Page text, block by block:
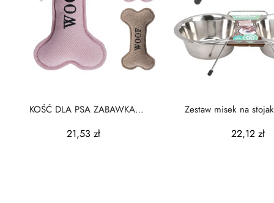
KOŚĆ DLA PSA ZABAWKA
21,53 zł
Zestaw misek na
22,12 zł